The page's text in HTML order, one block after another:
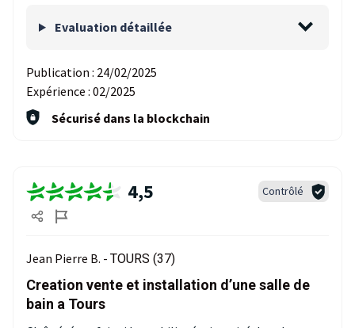
Evaluation détaillée
Publication : 24/02/2025
Expérience : 02/2025
Sécurisé dans la blockchain
4,5 Contrôlé
Jean Pierre B. - TOURS (37)
Creation vente et installation d’une salle de
bain a Tours